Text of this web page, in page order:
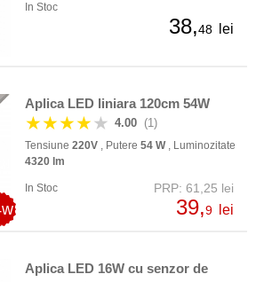
In Stoc
38,48 lei
Aplica LED liniara 120cm 54W
★★★★★ 4.00 (1)
Tensiune 220V , Putere 54 W, Luminozitate
4320 lm
In Stoc PRP: 61,25 lei
39,9 lei
Aplica LED 16W cu senzor de